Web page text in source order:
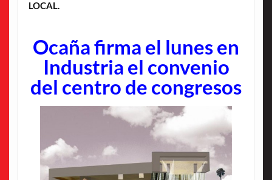
LOCAL.
Ocaña firma el lunes en
Industria el convenio
del centro de congresos